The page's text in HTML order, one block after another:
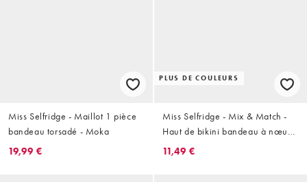
Miss Selfridge - Maillot 1 pièce
bandeau torsadé - Moka
19,99 €
PLUS DE COULEURS
Miss Selfridge - Mix & Match -
Haut de bikini bandeau à nœud
devant avec imprimé cerises
11,49 €